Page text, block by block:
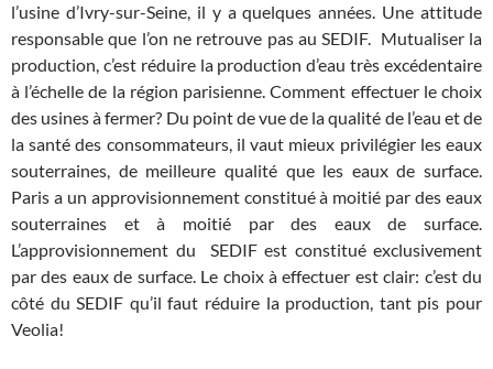
l’usine d’Ivry-sur-Seine, il y a quelques années. Une attitude
responsable que l’on ne retrouve pas au SEDIF. Mutualiser la
production, c’est réduire la production d’eau très excédentaire
à l’échelle de la région parisienne. Comment effectuer le choix
des usines à fermer? Du point de vue de la qualité de l’eau et de
la santé des consommateurs, il vaut mieux privilégier les eaux
souterraines, de meilleure qualité que les eaux de surface.
Paris a un approvisionnement constitué à moitié par des eaux
souterraines et à moitié par des eaux de surface.
L’approvisionnement du SEDIF est constitué exclusivement
par des eaux de surface. Le choix à effectuer est clair: c’est du
côté du SEDIF qu’il faut réduire la production, tant pis pour
Veolia!